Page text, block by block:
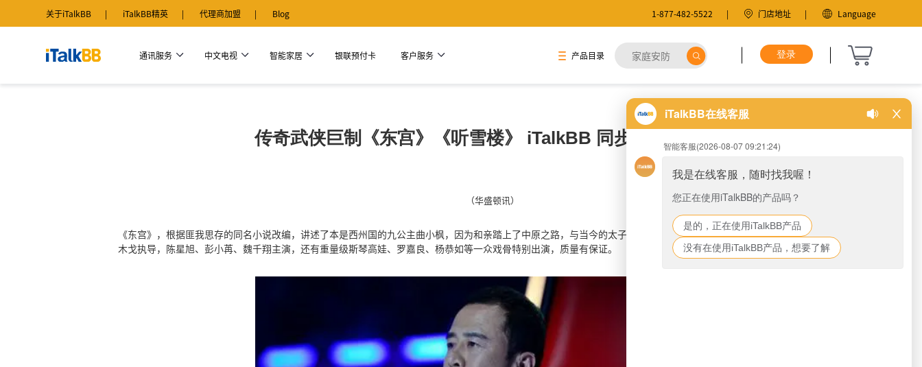
关于iTalkBB iTalkBB精英 代理商加盟 Blog 1-877-482-5522 门店地址 Language
通讯服务 中文电视 智能家居 银联预付卡 客户服务 产品目录
传奇武侠巨制《东宫》《听雪楼》 iTalkBB 同步上线
（华盛顿讯）
《东宫》，根据匪我思存的同名小说改编，讲述了本是西州国的九公主曲小枫，因为和亲踏上了中原之路，与当今的太子李承鄞之间发生的感情纠葛的故事。由李
木戈执导，陈星旭、彭小苒、魏千翔主演，还有重量级斯琴高娃、罗嘉良、杨恭如等一众戏骨特别出演，质量有保证。